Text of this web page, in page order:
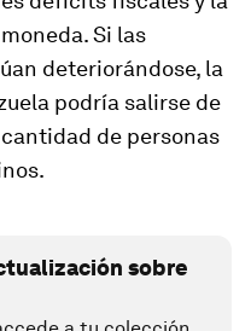
Si las
deteriorándose, la
podría salirse de
de personas
sobre